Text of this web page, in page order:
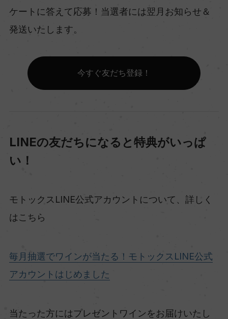
ケートに答えて応募！当選者には翌月お知らせ＆
発送いたします。
今すぐ友だち登録！
LINEの友だちになると特典がいっぱ
い！
モトックスLINE公式アカウントについて、詳しく
はこちら
毎月抽選でワインが当たる！モトックスLINE公式
アカウントはじめました
当たった方にはプレゼントワインをお届けいたし